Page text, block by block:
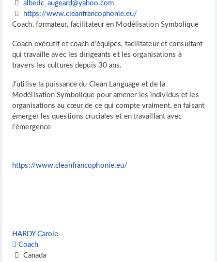
alberic_augeard@yahoo.com
https://www.cleanfrancophonie.eu/
Coach, formateur, facilitateur en Modélisation Symbolique
Coach exécutif et coach d’équipes, facilitateur et consultant
qui travaille avec les dirigeants et les organisations à
travers les cultures depuis 30 ans.
J’utilise la puissance du Clean Language et de la
Modélisation Symbolique pour amener les individus et les
organisations au cœur de ce qui compte vraiment, en faisant
émerger les questions cruciales et en travaillant avec
l’émergence
https://www.cleanfrancophonie.eu/
HARDY Carole
Coach
Canada